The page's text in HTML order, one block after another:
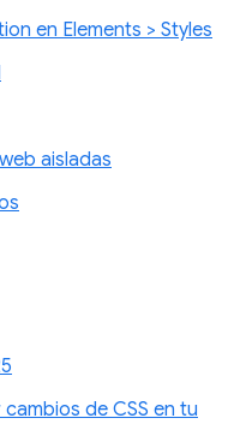
en Elements > Styles
aisladas
de CSS en tu